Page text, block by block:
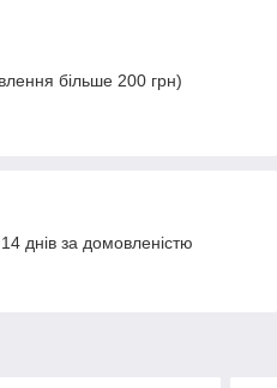
більше 200 грн)
днів за домовленістю